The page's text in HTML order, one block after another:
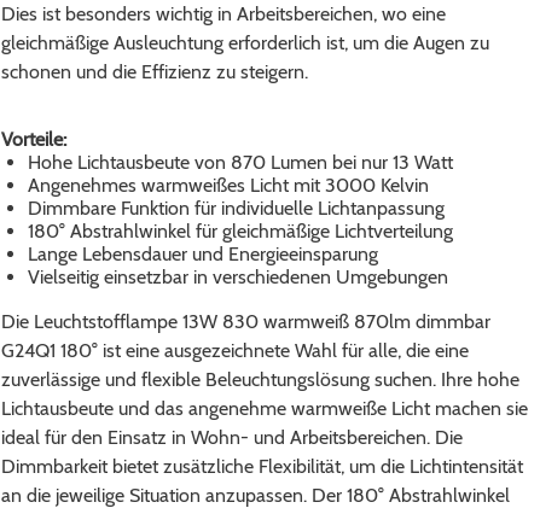
Dies ist besonders wichtig in Arbeitsbereichen, wo eine
gleichmäßige Ausleuchtung erforderlich ist, um die Augen zu
schonen und die Effizienz zu steigern.
Vorteile:
Hohe Lichtausbeute von 870 Lumen bei nur 13 Watt
Angenehmes warmweißes Licht mit 3000 Kelvin
Dimmbare Funktion für individuelle Lichtanpassung
180° Abstrahlwinkel für gleichmäßige Lichtverteilung
Lange Lebensdauer und Energieeinsparung
Vielseitig einsetzbar in verschiedenen Umgebungen
Die Leuchtstofflampe 13W 830 warmweiß 870lm dimmbar
G24Q1 180° ist eine ausgezeichnete Wahl für alle, die eine
zuverlässige und flexible Beleuchtungslösung suchen. Ihre hohe
Lichtausbeute und das angenehme warmweiße Licht machen sie
ideal für den Einsatz in Wohn- und Arbeitsbereichen. Die
Dimmbarkeit bietet zusätzliche Flexibilität, um die Lichtintensität
an die jeweilige Situation anzupassen. Der 180° Abstrahlwinkel